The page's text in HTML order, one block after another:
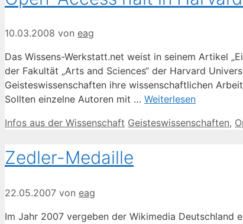
10.03.2008 von eag
Das Wissens-Werkstatt.net weist in seinem Artikel
der Fakultät „Arts and Sciences“ der Harvard
Geisteswissenschaften ihre wissenschaftlichen
Sollten einzelne Autoren mit … Weiterlesen
Kategorien
Infos aus der Wissenschaft Schlagwörter
Geisteswissenschaften,
Zedler-Medaille
22.05.2007 von eag
Im Jahr 2007 vergeben der Wikimedia Deutschland